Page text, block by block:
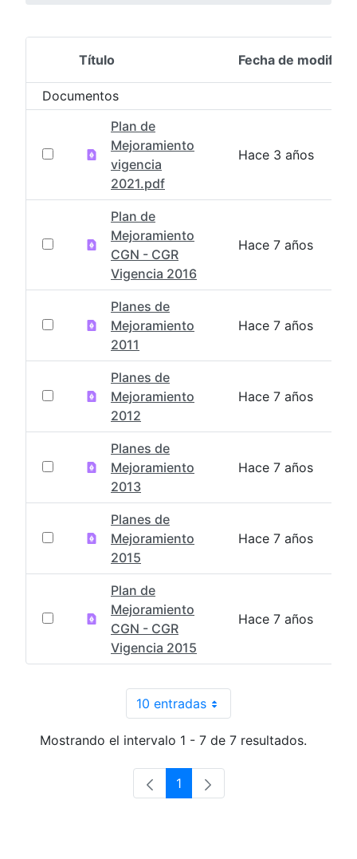
Selección del elemento
Título Fecha de
Documentos
Plan de
Mejoramiento
vigencia
2021.pdf
Hace 3 años
Plan de
Mejoramiento
CGN - CGR
Vigencia 2016
Hace 7 años
Planes de
Mejoramiento
2011
Hace 7 años
Planes de
Mejoramiento
2012
Hace 7 años
Planes de
Mejoramiento
2013
Hace 7 años
Planes de
Mejoramiento
2015
Hace 7 años
Plan de
Mejoramiento
CGN - CGR
Vigencia 2015
Hace 7 años
10 entradasPor página
Mostrando el intervalo 1 - 7 de 7 resultados.
Página
1